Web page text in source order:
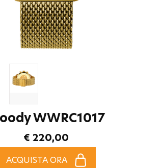
WWRC1017
€ 220,00
ACQUISTA ORA